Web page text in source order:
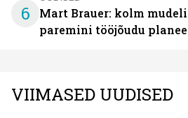
6
Mart Brauer: kolm
paremini tööjõudu
VIIMASED UUDISED